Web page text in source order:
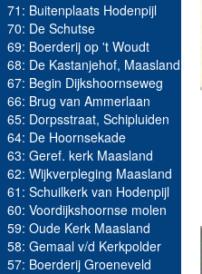
71: Buitenplaats Hodenpijl
70: De Schutse
69: Boerderij op 't Woudt
68: De Kastanjehof, Maasland
67: Begin Dijkshoornseweg
66: Brug van Ammerlaan
65: Dorpsstraat, Schipluiden
64: De Hoornsekade
63: Geref. kerk Maasland
62: Wijkverpleging Maasland
61: Schuilkerk van Hodenpijl
60: Voordijkshoornse molen
59: Oude Kerk Maasland
58: Gemaal v/d Kerkpolder
57: Boerderij Groeneveld